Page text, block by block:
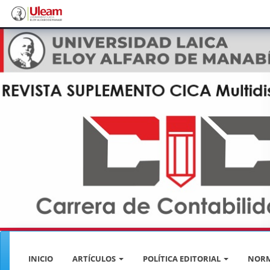
Navegación
principal
Contenido
principal
Barra
lateral
INICIO ARTÍCULOS POLÍTICA EDITORIAL